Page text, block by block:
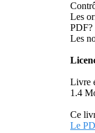
Les
PDF?
Les
Livre
1.4
Ce
Le